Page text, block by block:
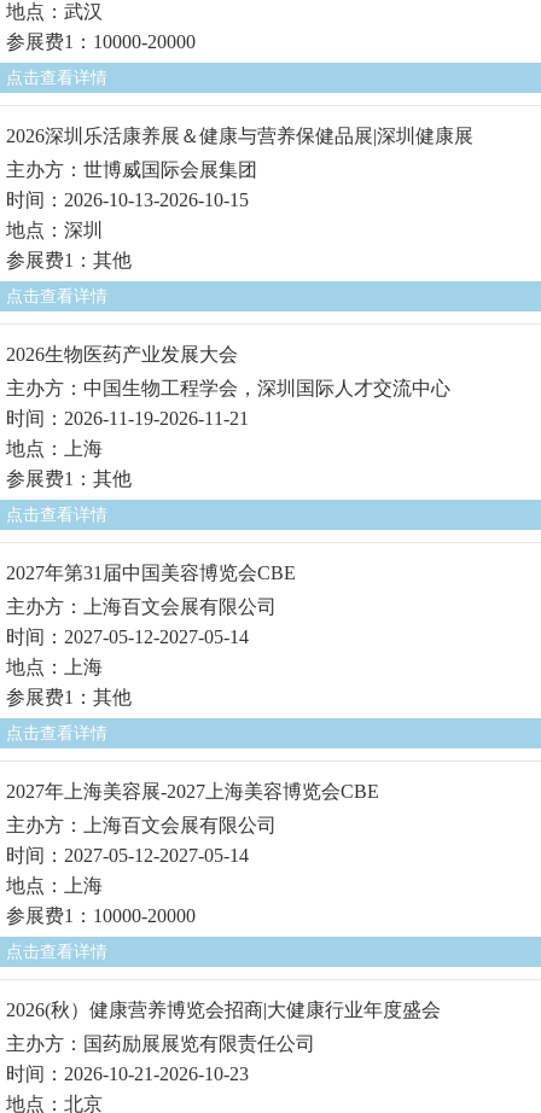
地点：武汉
参展费1：10000-20000
点击查看详情
2026深圳乐活康养展＆健康与营养保健品展|深圳健康展
主办方：世博威国际会展集团
时间：2026-10-13-2026-10-15
地点：深圳
参展费1：其他
点击查看详情
2026生物医药产业发展大会
主办方：中国生物工程学会，深圳国际人才交流中心
时间：2026-11-19-2026-11-21
地点：上海
参展费1：其他
点击查看详情
2027年第31届中国美容博览会CBE
主办方：上海百文会展有限公司
时间：2027-05-12-2027-05-14
地点：上海
参展费1：其他
点击查看详情
2027年上海美容展-2027上海美容博览会CBE
主办方：上海百文会展有限公司
时间：2027-05-12-2027-05-14
地点：上海
参展费1：10000-20000
点击查看详情
2026(秋）健康营养博览会招商|大健康行业年度盛会
主办方：国药励展展览有限责任公司
时间：2026-10-21-2026-10-23
地点：北京